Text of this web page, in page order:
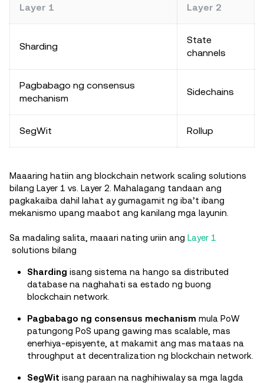
Layer 1 Layer 2
Sharding
State
channels
Pagbabago ng consensus
mechanism
Sidechains
SegWit Rollup
Maaaring hatiin ang blockchain network scaling solutions
bilang Layer 1 vs. Layer 2. Mahalagang tandaan ang
pagkakaiba dahil lahat ay gumagamit ng iba’t ibang
mekanismo upang maabot ang kanilang mga layunin.
Sa madaling salita, maaari nating uriin ang Layer 1
solutions bilang
Sharding isang sistema na hango sa distributed
database na naghahati sa estado ng buong
blockchain network.
Pagbabago ng consensus mechanism mula PoW
patungong PoS upang gawing mas scalable, mas
enerhiya-episyente, at makamit ang mas mataas na
throughput at decentralization ng blockchain network.
SegWit isang paraan na naghihiwalay sa mga lagda